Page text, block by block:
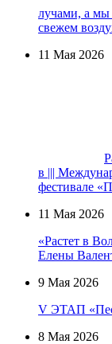
лучами, а мы
свежем
11 Мая 2026
в |||
фестивале
11 Мая 2026
«Растет в
Елены
9 Мая 2026
V ЭТАП
8 Мая 2026